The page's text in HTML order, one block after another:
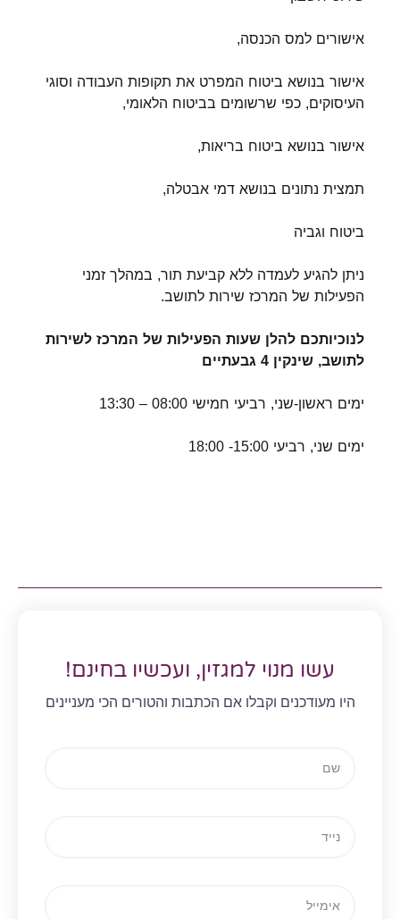
אישורים למס הכנסה,
אישור בנושא ביטוח המפרט את תקופות העבודה וסוגי
העיסוקים, כפי שרשומים בביטוח הלאומי,
אישור בנושא ביטוח בריאות,
תמצית נתונים בנושא דמי אבטלה,
ביטוח וגביה
ניתן להגיע לעמדה ללא קביעת תור, במהלך זמני
הפעילות של המרכז שירות לתושב.
לנוכיותכם להלן שעות הפעילות של המרכז לשירות
לתושב, שינקין 4 גבעתיים
ימים ראשון-שני, רביעי חמישי 08:00 – 13:30
ימים שני, רביעי 15:00- 18:00
עשו מנוי למגזין, ועכשיו בחינם!
היו מעודכנים וקבלו אם הכתבות והטורים הכי מעניינים